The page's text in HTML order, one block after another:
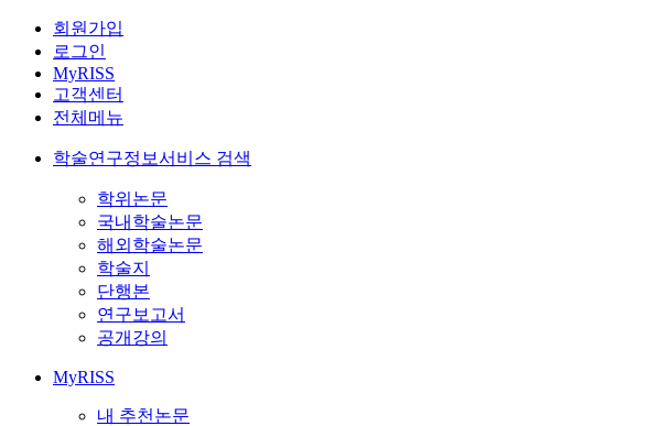
회원가입
로그인
MyRISS
고객센터
전체메뉴
학술연구정보서비스 검색
학위논문
국내학술논문
해외학술논문
학술지
단행본
연구보고서
공개강의
MyRISS
내 추천논문